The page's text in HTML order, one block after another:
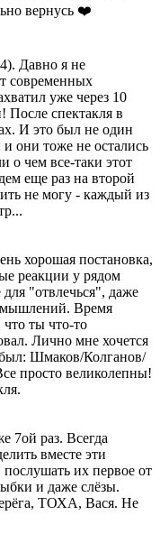
вернусь ❤️
Давно я не
современных
уже через 10
После спектакля в
И это был не один
они тоже не остались
о чем все-таки этот
еще раз на второй
не могу - каждый из
хорошая постановка,
реакции у рядом
"отвлечься", даже
Время
что ты что-то
Лично мне хочется
был: Шмаков/Колганов/
просто великолепны!
7ой раз. Всегда
вместе эти
их первое от
и даже слёзы.
ТОХА, Вася. Не